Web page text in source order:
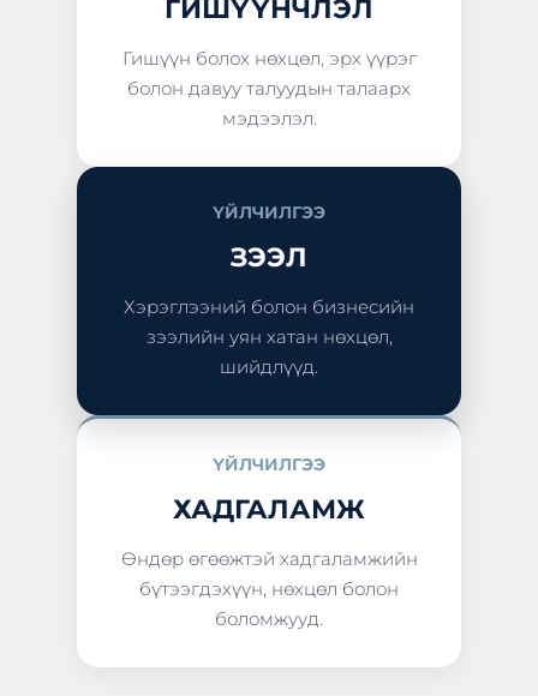
ГИШҮҮНЧЛЭЛ
Гишүүн болох нөхцөл, эрх үүрэг
болон давуу талуудын талаарх
мэдээлэл.
ҮЙЛЧИЛГЭЭ
ЗЭЭЛ
Хэрэглээний болон бизнесийн
зээлийн уян хатан нөхцөл,
шийдлүүд.
ҮЙЛЧИЛГЭЭ
ХАДГАЛАМЖ
Өндөр өгөөжтэй хадгаламжийн
бүтээгдэхүүн, нөхцөл болон
боломжууд.